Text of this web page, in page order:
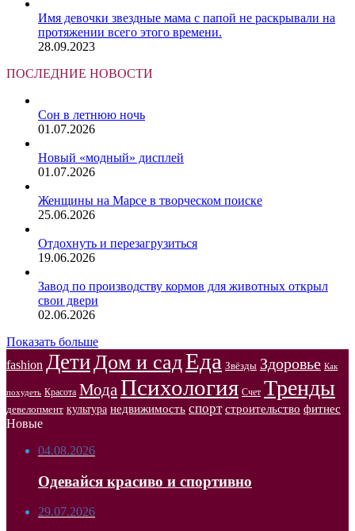
Имя девочки звездные мама с папой не раскрывали на
протяжении всего этого времени.
28.09.2023
ПОСЛЕДНИЕ НОВОСТИ
Сон в летнюю ночь
01.07.2026
Новый «модный» дисплей
01.07.2026
Женщины на Марсе в творческом поиске
25.06.2026
Отдохнуть и перезагрузиться
19.06.2026
Завод по производству кормов для животных открыл
свои двери
02.06.2026
Показать больше
fashion ДетиДом и садЕда Звёзды Здоровье Как
похудеть Красота Мода Психология Счет Тренды
девелопмент культура недвижимость спорт строительство фитнес
Новые
04.08.2026
Одевайся красиво и спортивно
29.07.2026